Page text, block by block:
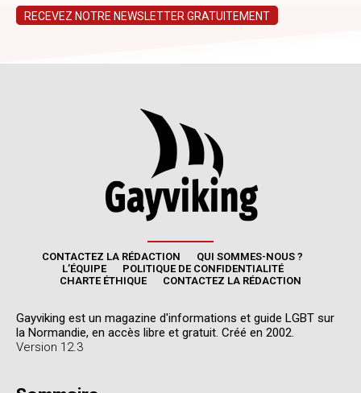
CONTACTEZ LA RÉDACTION
QUI SOMMES-NOUS ?
L’ÉQUIPE
POLITIQUE DE CONFIDENTIALITÉ
CHARTE ÉTHIQUE
CONTACTEZ LA RÉDACTION
Gayviking est un magazine d'informations et guide LGBT sur
la Normandie, en accès libre et gratuit. Créé en 2002.
Version 12.3